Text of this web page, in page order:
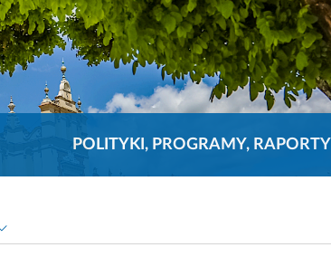
POLITYKI, PROGRAMY, RAPORTY